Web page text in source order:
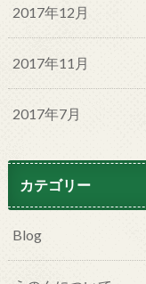
2017年12月
2017年11月
2017年7月
カテゴリー
Blog